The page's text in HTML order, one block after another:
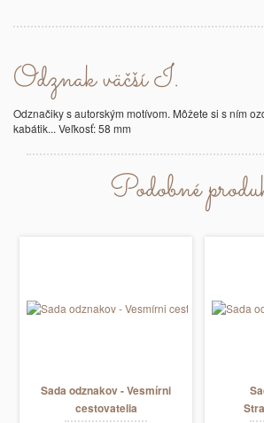
Odznak väčší I.
Odznačiky s autorským motívom. Môžete si s ním
kabátik... Veľkosť: 58 mm
Podobné
Sada odznakov - Vesmírni
cestovatelia